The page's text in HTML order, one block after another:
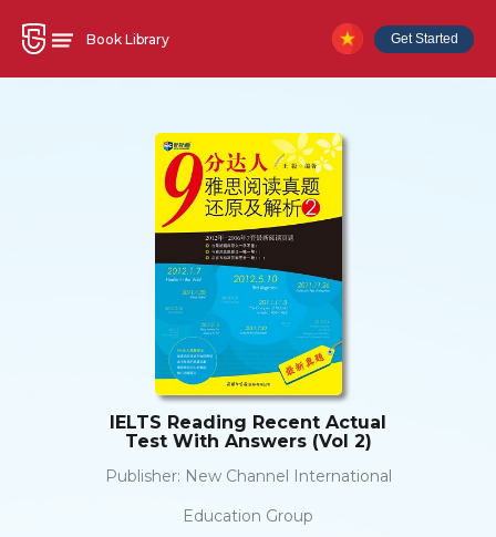
Book Library Get Started
IELTS Reading Recent Actual
Test With Answers (Vol 2)
Publisher: New Channel International
Education Group